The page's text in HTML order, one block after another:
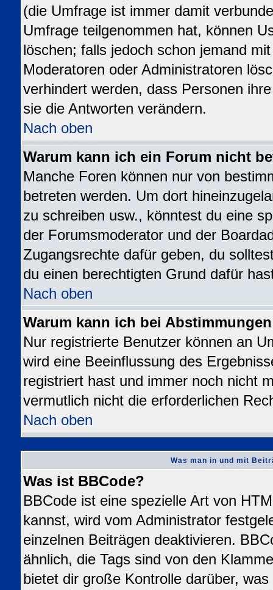
(die Umfrage ist immer damit
Umfrage teilgenommen hat, können
löschen; falls jedoch schon jemand
Moderatoren oder Administratoren
verhindert werden, dass Personen
sie die Antworten verändern.
Nach oben
Warum kann ich ein Forum nicht
Manche Foren können nur von
betreten werden. Um dort
zu schreiben usw., könntest du eine
der Forumsmoderator und der
Zugangsrechte dafür geben, du
du einen berechtigten Grund dafür
Nach oben
Warum kann ich bei
Nur registrierte Benutzer können an
wird eine Beeinflussung des
registriert hast und immer noch nicht
vermutlich nicht die erforderlichen
Nach oben
Was man in und mit
Was ist BBCode?
BBCode ist eine spezielle Art von
kannst, wird vom Administrator
einzelnen Beiträgen deaktivieren.
ähnlich, die Tags sind von den
bietet dir große Kontrolle darüber,